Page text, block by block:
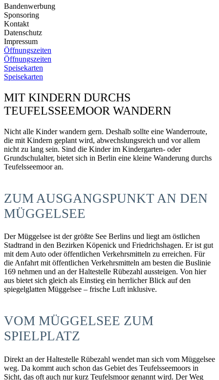
Bandenwerbung
Sponsoring
Kontakt
Datenschutz
Impressum
Öffnungszeiten
Öffnungszeiten
Speisekarten
Speisekarten
MIT KINDERN DURCHS
TEUFELSSEEMOOR WANDERN
Nicht alle Kinder wandern gern. Deshalb sollte eine Wanderroute,
die mit Kindern geplant wird, abwechslungsreich und vor allem
nicht zu lang sein. Sind die Kinder im Kindergarten- oder
Grundschulalter, bietet sich in Berlin eine kleine Wanderung durchs
Teufelsseemoor an.
ZUM AUSGANGSPUNKT AN DEN
MÜGGELSEE
Der Müggelsee ist der größte See Berlins und liegt am östlichen
Stadtrand in den Bezirken Köpenick und Friedrichshagen. Er ist gut
mit dem Auto oder öffentlichen Verkehrsmitteln zu erreichen. Für
die Anfahrt mit öffentlichen Verkehrsmitteln am besten die Buslinie
169 nehmen und an der Haltestelle Rübezahl aussteigen. Von hier
aus bietet sich gleich als Einstieg ein herrlicher Blick auf den
spiegelglatten Müggelsee – frische Luft inklusive.
VOM MÜGGELSEE ZUM
SPIELPLATZ
Direkt an der Haltestelle Rübezahl wendet man sich vom Müggelsee
weg. Da kommt auch schon das Gebiet des Teufelsseemoors in
Sicht, das oft auch nur kurz Teufelsmoor genannt wird. Der Weg